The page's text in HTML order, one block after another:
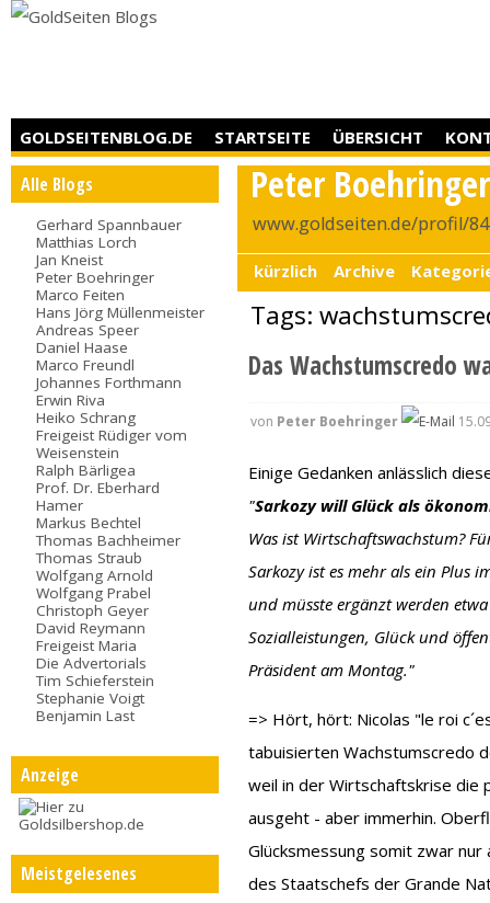
GOLDSEITENBLOG.DE STARTSEITE ÜBERSICHT
Alle Blogs
Gerhard Spannbauer
Matthias Lorch
Jan Kneist
Peter Boehringer
Marco Feiten
Hans Jörg Müllenmeister
Andreas Speer
Daniel Haase
Marco Freundl
Johannes Forthmann
Erwin Riva
Heiko Schrang
Freigeist Rüdiger vom
Weisenstein
Ralph Bärligea
Prof. Dr. Eberhard
Hamer
Markus Bechtel
Thomas Bachheimer
Thomas Straub
Wolfgang Arnold
Wolfgang Prabel
Christoph Geyer
David Reymann
Freigeist Maria
Die Advertorials
Tim Schieferstein
Stephanie Voigt
Benjamin Last
Anzeige
Meistgelesenes
Peter Boehringer
www.goldseiten.de/profil/
kürzlich Archive
Tags:
Das Wachstumscredo
von Peter Boehringer
Einige Gedanken anlässlich
"Sarkozy will Glück als
Was ist Wirtschaftswachstum?
Sarkozy ist es mehr als ein Plus
und müsste ergänzt werden
Sozialleistungen, Glück und
Präsident am Montag."
=> Hört, hört: Nicolas "le roi
tabuisierten Wachstumscredo
weil in der Wirtschaftskrise die
ausgeht - aber immerhin.
Glücksmessung somit zwar
des Staatschefs der Grande